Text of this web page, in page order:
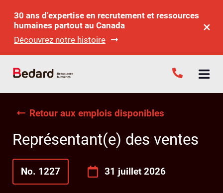
30 ans d’expertise en recrutement et ressources
humaines partout au Canada
Découvrez notre histoire
Retour aux emplois disponibles
Représentant(e) des ventes
No. 1227 31 juillet 2026